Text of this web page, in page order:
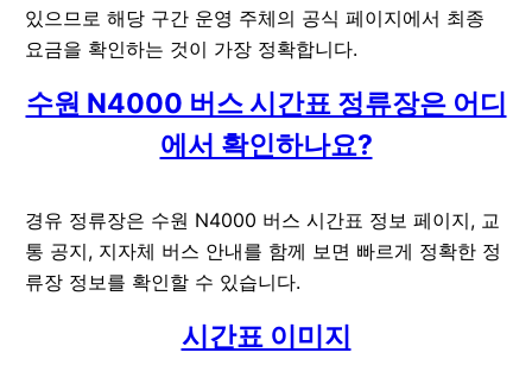
있으므로 해당 구간 운영 주체의 공식 페이지에서 최종
요금을 확인하는 것이 가장 정확합니다.
수원 N4000 버스 시간표 정류장은 어디
에서 확인하나요?
경유 정류장은 수원 N4000 버스 시간표 정보 페이지, 교
통 공지, 지자체 버스 안내를 함께 보면 빠르게 정확한 정
류장 정보를 확인할 수 있습니다.
시간표 이미지